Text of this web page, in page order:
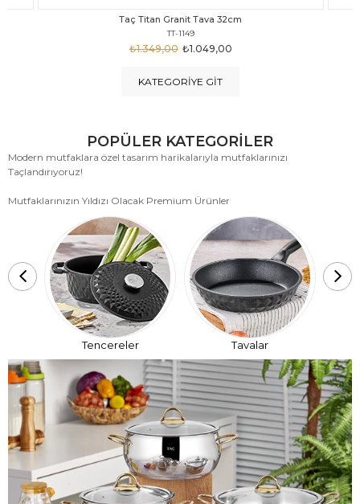
Taç Titan Granit Tava 30cm
TT-1148
₺999,00
₺1.875,00
KATEGORIYE GIT
POPÜLER KATEGORİLER
Modern mutfaklara özel tasarım harikalarıyla mutfaklarınızı
Taçlandırıyoruz!
Mutfaklarınızın Yıldızı Olacak Premium Ürünler
Tencereler Tavalar